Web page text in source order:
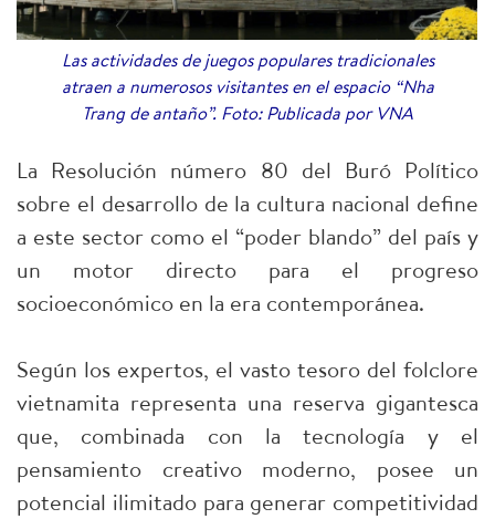
Las actividades de juegos populares tradicionales
atraen a numerosos visitantes en el espacio “Nha
Trang de antaño”. Foto: Publicada por VNA
La Resolución número 80 del Buró Político
sobre el desarrollo de la cultura nacional define
a este sector como el “poder blando” del país y
un motor directo para el progreso
socioeconómico en la era contemporánea.
Según los expertos, el vasto tesoro del folclore
vietnamita representa una reserva gigantesca
que, combinada con la tecnología y el
pensamiento creativo moderno, posee un
potencial ilimitado para generar competitividad